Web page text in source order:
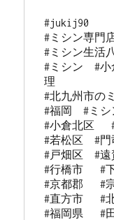
#jukij90
#ミシン専門
#ミシン生活
#ミシン  #
理
#北九州市の
#福岡  #ミ
#小倉北区
#若松区  #
#戸畑区  #
#行橋市   #
#京都郡   #
#直方市   #
#福岡県   #田